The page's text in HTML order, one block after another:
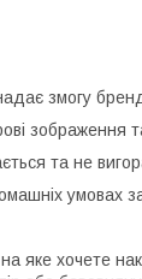
змогу
зображення
та не
умовах
яке хочете